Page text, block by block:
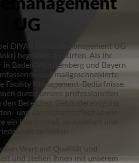
UG
DIYAR Gebäudemanagement UG
begrüßen zu dürfen. Als Ihr
in Baden-Württemberg und Bayern
und maßgeschneiderte
Facility Management-Bedürfnisse.
durch unsere professionellen
Bereichen Gebäudereinigung,
und Landschaftspflege sowie
ein Höchstmaß an Komfort und
zu bieten
Wert auf Qualität und
und stehen Ihnen mit unserem